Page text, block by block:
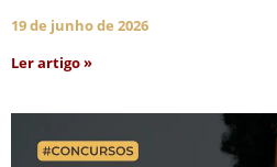
19 de junho de 2026
Ler artigo »